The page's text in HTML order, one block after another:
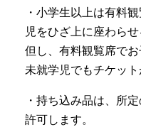
・小学生以上は有料
児をひざ上に座わらせ
但し、有料観覧席でお
未就学児でもチケット
・持ち込み品は、所
許可します。